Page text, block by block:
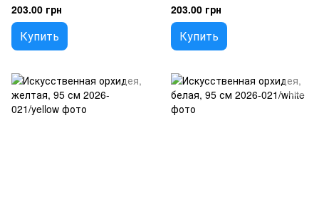
203.00 грн
Купить
203.00 грн
Купить